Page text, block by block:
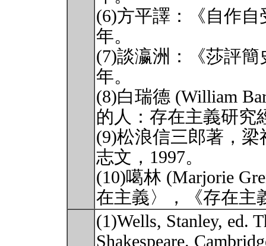
(6)方平譯：《自作
年。
(7)談瀛洲：《莎評
年。
(8)白瑞德 (William
的人：存在主義研究
(9)松浪信三郎著，
志文，1997。
(10)噶林 (Marjorie
在主義〉，《存在主
(1)Wells, Stanley, ed.
Shakespeare.